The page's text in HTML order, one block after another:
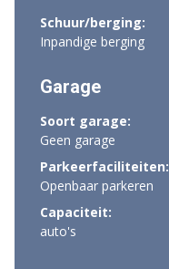
Schuur/berging:
Inpandige berging
Garage
Soort garage:
Geen garage
Parkeerfaciliteiten:
Openbaar parkeren
Capaciteit:
auto's